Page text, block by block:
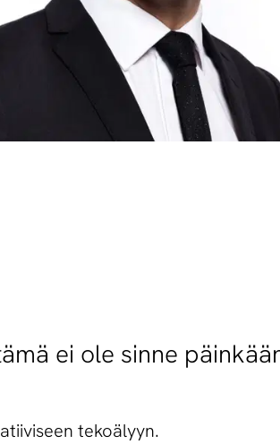
ei ole sinne
tekoälyyn.